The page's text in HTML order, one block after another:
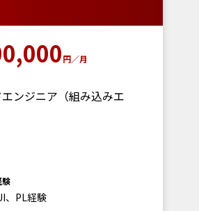
円／月
ンジニア（組み込みエ
験
、PL経験